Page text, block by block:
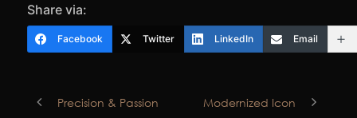
Share via:
Facebook Twitter LinkedIn Email
Precision & Passion Modernized Icon